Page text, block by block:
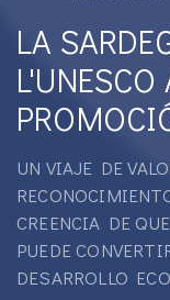
LA
UN VIAJE DE
CREENCIA DE
PUEDE
DESARROLLO